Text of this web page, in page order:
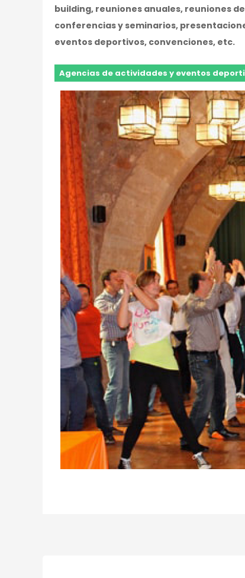
building, reuniones anuales, reuniones
conferencias y seminarios,
eventos deportivos, convenciones, etc.
Agencias de actividades y eventos